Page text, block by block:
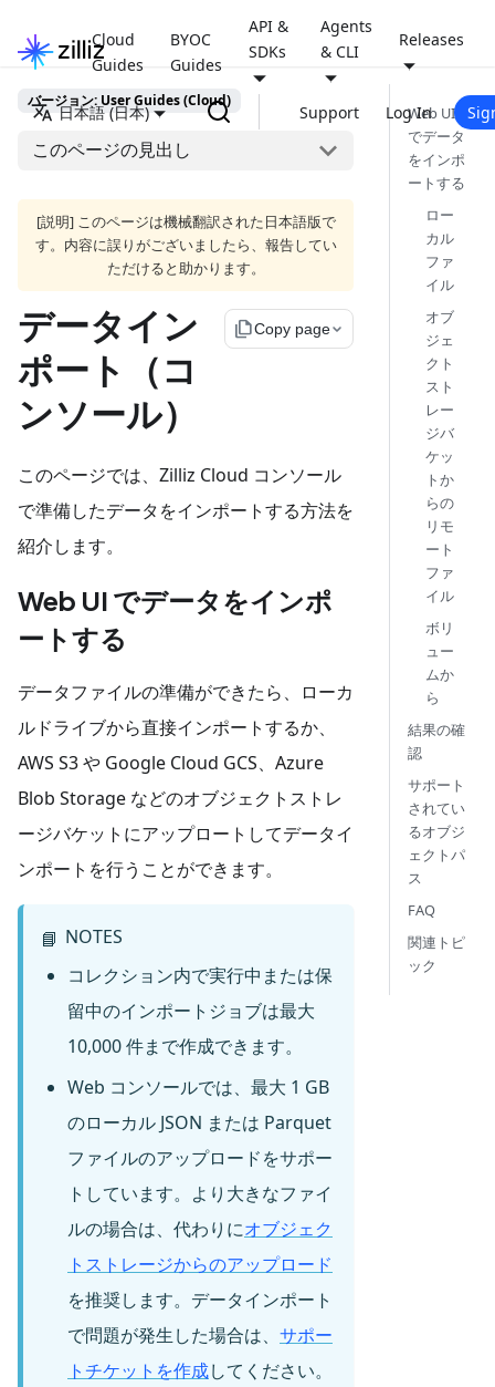
Cloud
Guides
BYOC
Guides
API &
SDKs
Agents
& CLI
Releases
日本語 (日本) Support Log In
バージョン: User Guides (Cloud)
このページの見出し
[説明] このページは機械翻訳された日本語版で
す。内容に誤りがございましたら、報告してい
ただけると助かります。
データイン
ポート（コ
ンソール）
file_copyCopy page
このページでは、Zilliz Cloud コンソール
で準備したデータをインポートする方法を
紹介します。
Web UI でデータをインポ
ートする
データファイルの準備ができたら、ローカ
ルドライブから直接インポートするか、
AWS S3 や Google Cloud GCS、Azure
Blob Storage などのオブジェクトストレ
ージバケットにアップロートしてデータイ
ンポートを行うことができます。
📘 NOTES
コレクション内で実行中または保
留中のインポートジョブは最大
10,000 件まで作成できます。
Web コンソールでは、最大 1 GB
のローカル JSON または Parquet
ファイルのアップロードをサポー
トしています。より大きなファイ
ルの場合は、代わりにオブジェク
トストレージからのアップロード
を推奨します。データインポート
で問題が発生した場合は、 サポー
トチケットを作成してください。
Web UI
でデータ
をインポ
ートする
ロー
カル
ファ
イル
オブ
ジェ
クト
スト
レー
ジバ
ケッ
トか
らの
リモ
ート
ファ
イル
ボリ
ュー
ムか
ら
結果の確
認
サポート
されてい
るオブジ
ェクトパ
ス
FAQ
関連トピ
ック